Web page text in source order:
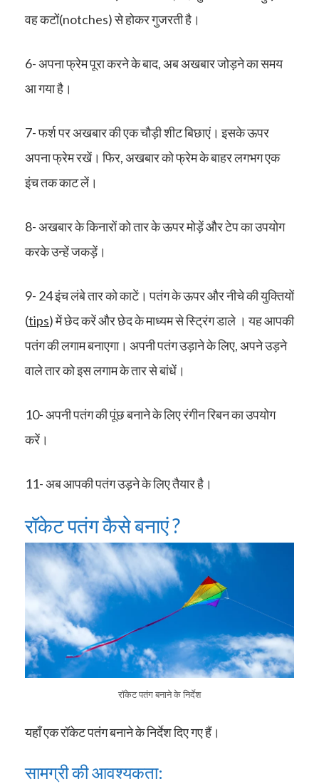
वह कटों(notches) से होकर गुजरती है।
6- अपना फ्रेम पूरा करने के बाद, अब अखबार जोड़ने का समय
आ गया है।
7- फर्श पर अखबार की एक चौड़ी शीट बिछाएं। इसके ऊपर
अपना फ्रेम रखें। फिर, अखबार को फ्रेम के बाहर लगभग एक
इंच तक काट लें।
8- अखबार के किनारों को तार के ऊपर मोड़ें और टेप का उपयोग
करके उन्हें जकड़ें।
9- 24 इंच लंबे तार को काटें। पतंग के ऊपर और नीचे की युक्तियों
(tips) में छेद करें और छेद के माध्यम से स्ट्रिंग डाले । यह आपकी
पतंग की लगाम बनाएगा। अपनी पतंग उड़ाने के लिए, अपने उड़ने
वाले तार को इस लगाम के तार से बांधें।
10- अपनी पतंग की पूंछ बनाने के लिए रंगीन रिबन का उपयोग
करें।
11- अब आपकी पतंग उड़ने के लिए तैयार है।
रॉकेट पतंग कैसे बनाएं ?
रॉकेट पतंग बनाने के निर्देश
यहाँ एक रॉकेट पतंग बनाने के निर्देश दिए गए हैं।
सामग्री की आवश्यकता: